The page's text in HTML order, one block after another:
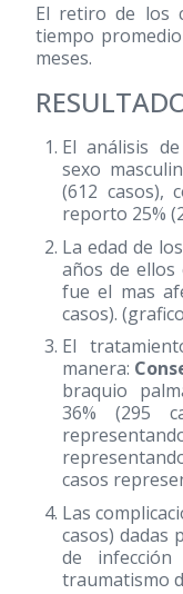
El retiro de los
tiempo
meses.
El análisis
sexo
(612 casos),
reporto 25%
La edad de
años de
fue el mas
casos).
El
manera:
braquio
36% (295
casos
Las
casos) dadas
de
traumatismo